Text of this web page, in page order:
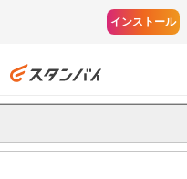
インストール